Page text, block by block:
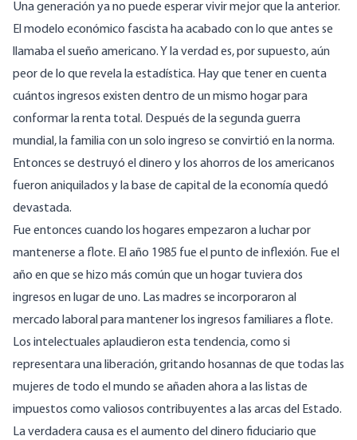
Una generación ya no puede esperar vivir mejor que la anterior.
El modelo económico fascista ha acabado con lo que antes se
llamaba el sueño americano. Y la verdad es, por supuesto, aún
peor de lo que revela la estadística. Hay que tener en cuenta
cuántos ingresos existen dentro de un mismo hogar para
conformar la renta total. Después de la segunda guerra
mundial, la familia con un solo ingreso se convirtió en la norma.
Entonces se destruyó el dinero y los ahorros de los americanos
fueron aniquilados y la base de capital de la economía quedó
devastada.
Fue entonces cuando los hogares empezaron a luchar por
mantenerse a flote. El año 1985 fue el punto de inflexión. Fue el
año en que se hizo más común que un hogar tuviera dos
ingresos en lugar de uno. Las madres se incorporaron al
mercado laboral para mantener los ingresos familiares a flote.
Los intelectuales aplaudieron esta tendencia, como si
representara una liberación, gritando hosannas de que todas las
mujeres de todo el mundo se añaden ahora a las listas de
impuestos como valiosos contribuyentes a las arcas del Estado.
La verdadera causa es el aumento del dinero fiduciario que